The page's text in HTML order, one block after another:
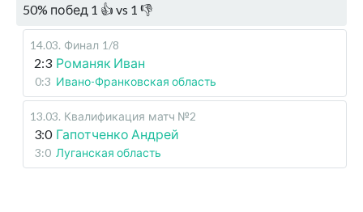
50% побед 1 👍 vs 1 👎
14.03. Финал 1/8
2:3 Романяк Иван
0:3 Ивано-Франковская область
13.03. Квалификация матч №2
3:0 Гапотченко Андрей
3:0 Луганская область